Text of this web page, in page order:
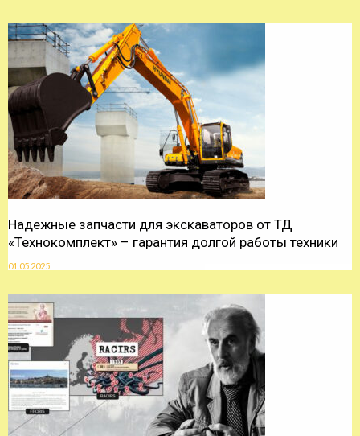
Надежные запчасти для экскаваторов от ТД
«Технокомплект» – гарантия долгой работы техники
01.05.2025